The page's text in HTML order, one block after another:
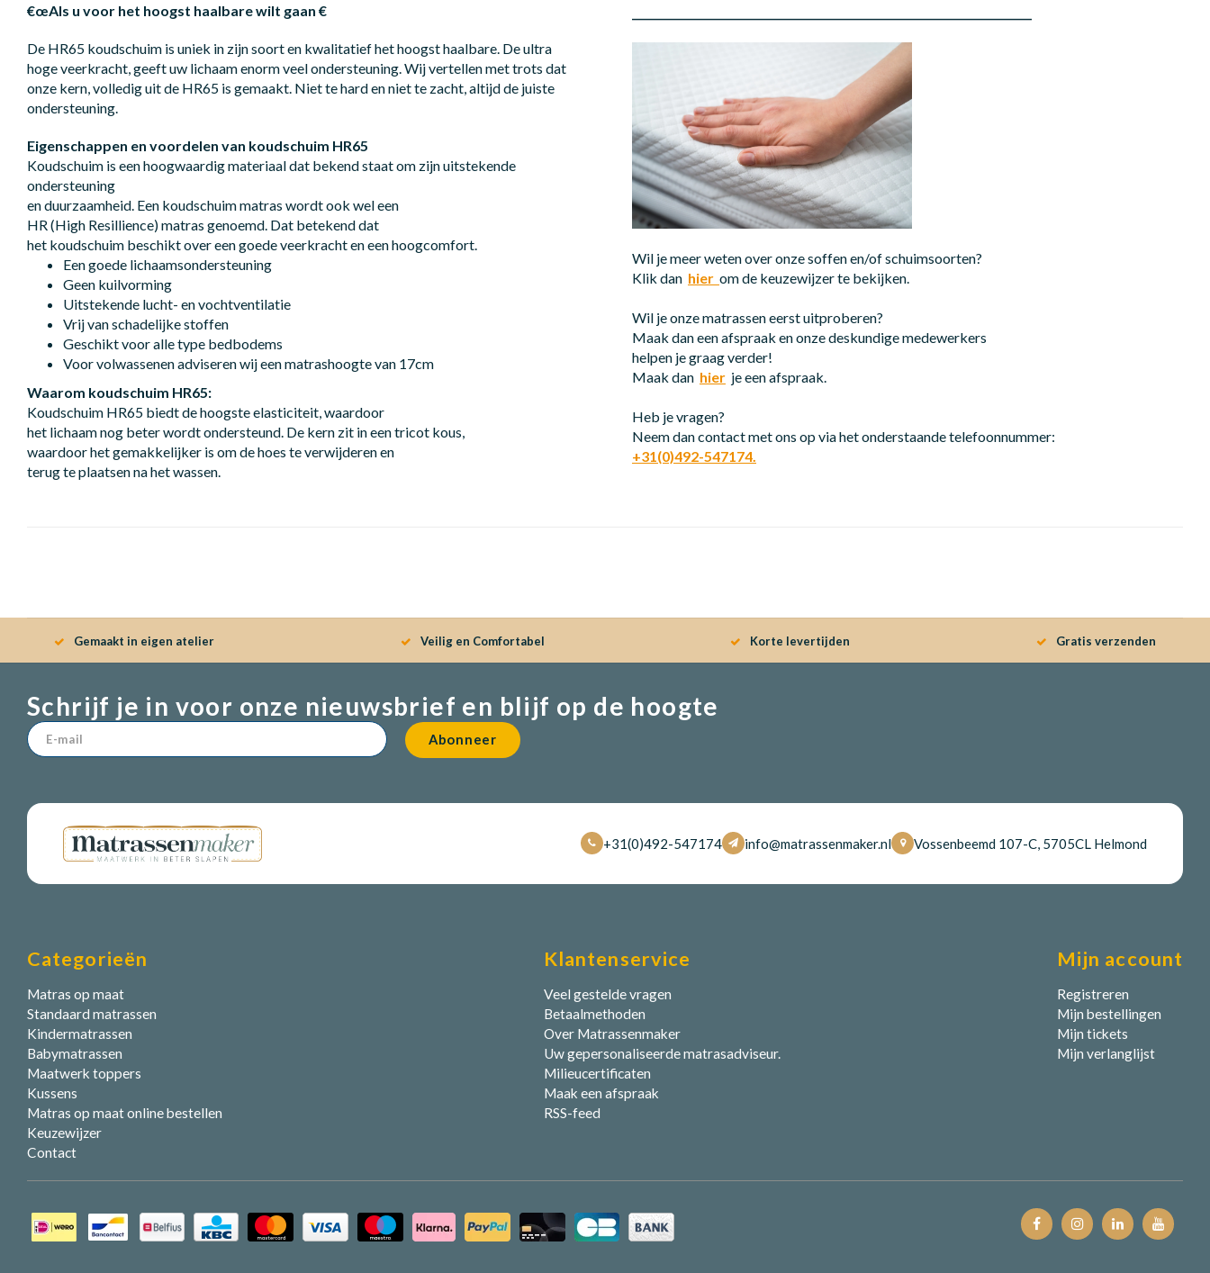
€œAls u voor het hoogst haalbare wilt gaan €
De HR65 koudschuim is uniek in zijn soort en kwalitatief het hoogst haalbare. De ultra
hoge veerkracht, geeft uw lichaam enorm veel ondersteuning. Wij vertellen met trots dat
onze kern, volledig uit de HR65 is gemaakt. Niet te hard en niet te zacht, altijd de juiste
ondersteuning.
Eigenschappen en voordelen van koudschuim HR65
Koudschuim is een hoogwaardig materiaal dat bekend staat om zijn uitstekende
ondersteuning
en duurzaamheid. Een koudschuim matras wordt ook wel een
HR (High Resillience) matras genoemd. Dat betekend dat
het koudschuim beschikt over een goede veerkracht en een hoogcomfort.
Een goede lichaamsondersteuning
Geen kuilvorming
Uitstekende lucht- en vochtventilatie
Vrij van schadelijke stoffen
Geschikt voor alle type bedbodems
Voor volwassenen adviseren wij een matrashoogte van 17cm
Waarom koudschuim HR65:
Koudschuim HR65 biedt de hoogste elasticiteit, waardoor
het lichaam nog beter wordt ondersteund. De kern zit in een tricot kous,
waardoor het gemakkelijker is om de hoes te verwijderen en
terug te plaatsen na het wassen.
Wil je meer weten over onze soffen en/of schuimsoorten?
Klik dan hier om de keuzewijzer te bekijken.
Wil je onze matrassen eerst uitproberen?
Maak dan een afspraak en onze deskundige medewerkers
helpen je graag verder!
Maak dan hier je een afspraak.
Heb je vragen?
Neem dan contact met ons op via het onderstaande telefoonnummer:
+31(0)492-547174.
Gemaakt in eigen atelier Veilig en Comfortabel Korte levertijden Gratis verzenden
Schrijf je in voor onze nieuwsbrief en blijf op de hoogte
Abonneer
+31(0)492-547174 info@matrassenmaker.nl Vossenbeemd 107-C, 5705CL Helmond
Categorieën
Matras op maat
Standaard matrassen
Kindermatrassen
Babymatrassen
Maatwerk toppers
Kussens
Matras op maat online bestellen
Keuzewijzer
Contact
Klantenservice
Veel gestelde vragen
Betaalmethoden
Over Matrassenmaker
Uw gepersonaliseerde matrasadviseur.
Milieucertificaten
Maak een afspraak
RSS-feed
Mijn account
Registreren
Mijn bestellingen
Mijn tickets
Mijn verlanglijst